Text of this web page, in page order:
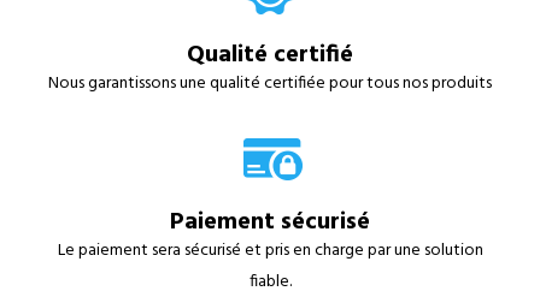
Qualité certifié
Nous garantissons une qualité certifiée pour tous nos produits
Paiement sécurisé
Le paiement sera sécurisé et pris en charge par une solution
fiable.